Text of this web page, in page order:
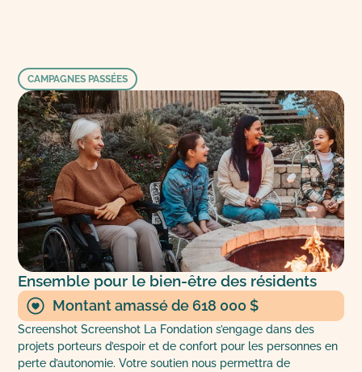
CAMPAGNES PASSÉES
Ensemble pour le bien-être des résidents
Montant amassé de 618 000 $
Screenshot Screenshot La Fondation s’engage dans des
projets porteurs d’espoir et de confort pour les personnes en
perte d’autonomie. Votre soutien nous permettra de